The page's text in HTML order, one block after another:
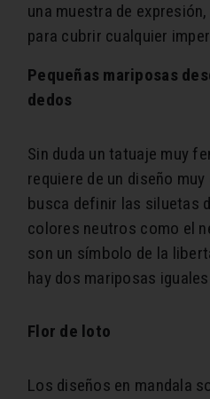
una muestra de
para cubrir cualquier
Pequeñas mariposas
dedos
Sin duda un tatuaje muy
requiere de un diseño
busca definir las siluetas
colores neutros como el
son un símbolo de la
hay dos mariposas
Flor de loto
Los diseños en mandala